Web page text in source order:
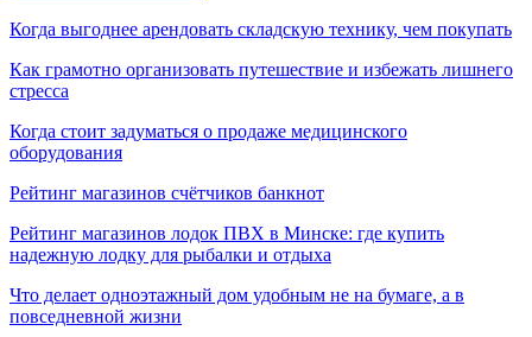
Когда выгоднее арендовать складскую технику, чем покупать
Как грамотно организовать путешествие и избежать лишнего
стресса
Когда стоит задуматься о продаже медицинского
оборудования
Рейтинг магазинов счётчиков банкнот
Рейтинг магазинов лодок ПВХ в Минске: где купить
надежную лодку для рыбалки и отдыха
Что делает одноэтажный дом удобным не на бумаге, а в
повседневной жизни